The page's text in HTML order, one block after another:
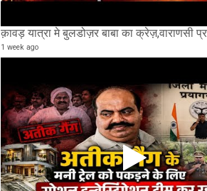
1 week ago